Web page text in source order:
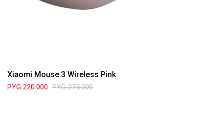
Xiaomi Mouse 3 Wireless Pink
PYG 220.000 PYG 275.000